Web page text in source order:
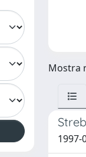
Mostra
1997-